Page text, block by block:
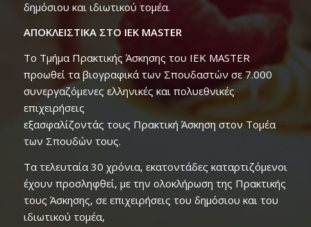
δημόσιου και ιδιωτικού τομέα.
ΑΠΟΚΛΕΙΣΤΙΚΑ ΣΤΟ ΙΕΚ MASTER
To Τμήμα Πρακτικής Άσκησης του IEK MASTER
προωθεί τα βιογραφικά των Σπουδαστών σε 7.000
συνεργαζόμενες ελληνικές και πολυεθνικές
επιχειρήσεις
εξασφαλίζοντάς τους Πρακτική Άσκηση στον Τομέα
των Σπουδών τους.
Τα τελευταία 30 χρόνια, εκατοντάδες καταρτιζόμενοι
έχουν προσληφθεί, με την ολοκλήρωση της Πρακτικής
τους Άσκησης, σε επιχειρήσεις του δημόσιου και του
ιδιωτικού τομέα,